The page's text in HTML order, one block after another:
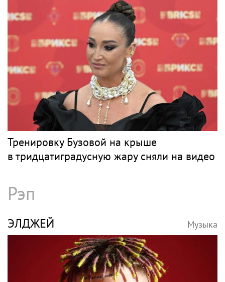
Тренировку Бузовой на крыше
в тридцатиградусную жару сняли на видео
Рэп
ЭЛДЖЕЙ Музыка